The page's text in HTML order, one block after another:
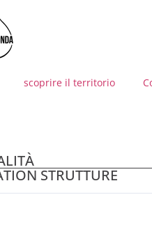
scoprire il territorio
STRUTTURE